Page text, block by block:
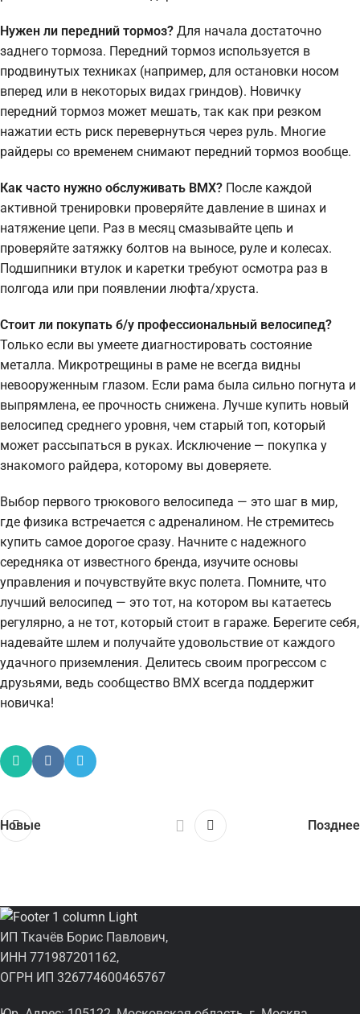
Нужен ли передний тормоз? Для начала достаточно
заднего тормоза. Передний тормоз используется в
продвинутых техниках (например, для остановки носом
вперед или в некоторых видах гриндов). Новичку
передний тормоз может мешать, так как при резком
нажатии есть риск перевернуться через руль. Многие
райдеры со временем снимают передний тормоз вообще.
Как часто нужно обслуживать BMX? После каждой
активной тренировки проверяйте давление в шинах и
натяжение цепи. Раз в месяц смазывайте цепь и
проверяйте затяжку болтов на выносе, руле и колесах.
Подшипники втулок и каретки требуют осмотра раз в
полгода или при появлении люфта/хруста.
Стоит ли покупать б/у профессиональный велосипед?
Только если вы умеете диагностировать состояние
металла. Микротрещины в раме не всегда видны
невооруженным глазом. Если рама была сильно погнута и
выпрямлена, ее прочность снижена. Лучше купить новый
велосипед среднего уровня, чем старый топ, который
может рассыпаться в руках. Исключение — покупка у
знакомого райдера, которому вы доверяете.
Выбор первого трюкового велосипеда — это шаг в мир,
где физика встречается с адреналином. Не стремитесь
купить самое дорогое сразу. Начните с надежного
середняка от известного бренда, изучите основы
управления и почувствуйте вкус полета. Помните, что
лучший велосипед — это тот, на котором вы катаетесь
регулярно, а не тот, который стоит в гараже. Берегите себя,
надевайте шлем и получайте удовольствие от каждого
удачного приземления. Делитесь своим прогрессом с
друзьями, ведь сообщество BMX всегда поддержит
новичка!
Новые Позднее
ИП Ткачёв Борис Павлович,
ИНН 771987201162,
ОГРН ИП 326774600465767